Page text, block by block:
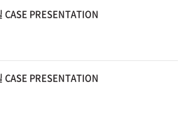
CASE PRESENTATION
CASE PRESENTATION